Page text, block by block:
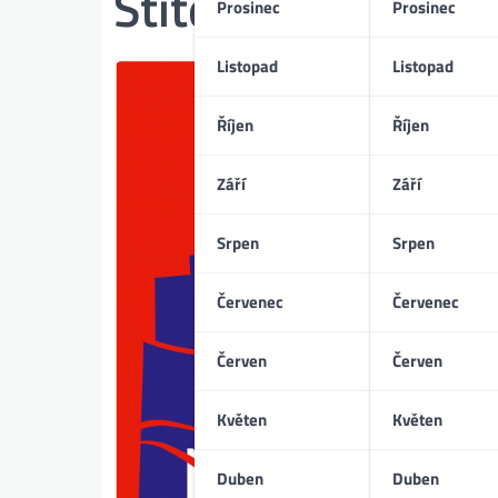
Prosinec
Listopad
Říjen
Září
Srpen
Červenec
Červen
Květen
Duben
Prosinec
Listopad
Říjen
Září
Srpen
Červenec
Červen
Květen
Duben